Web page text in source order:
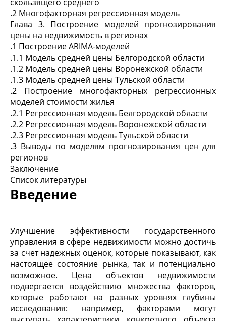
.2 Многофакторная регрессионная модель
Глава 3. Построение моделей прогнозирования
цены на недвижимость в регионах
.1 Построение ARIMA-моделей
.1.1 Модель средней цены Белгородской области
.1.2 Модель средней цены Воронежской области
.1.3 Модель средней цены Тульской области
.2 Построение многофакторных регрессионных
моделей стоимости жилья
.2.1 Регрессионная модель Белгородской области
.2.2 Регрессионная модель Воронежской области
.2.3 Регрессионная модель Тульской области
.3 Выводы по моделям прогнозирования цен для
регионов
Заключение
Список литературы
Введение
Улучшение эффективности государственного
управления в сфере недвижимости можно достичь
за счет надежных оценок, которые показывают, как
настоящее состояние рынка, так и потенциально
возможное. Цена объектов недвижимости
подвергается воздействию множества факторов,
которые работают на разных уровнях глубины
исследования: например, факторами могут